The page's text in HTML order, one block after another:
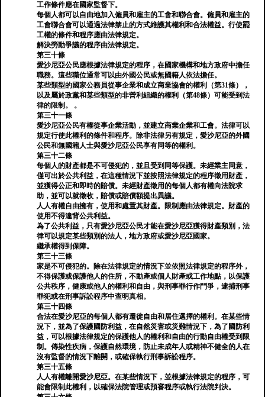
工作條件應在國家監督下。
每個人都可以自由地加入僱員和雇主的工會和聯合會。僱員和雇主的
工會聯合會可以通過法律禁止的方式維護其權利和合法權益。行使罷
工權的條件和程序應由法律規定。
解決勞動爭議的程序由法律規定。
第三十條
愛沙尼亞公民應根據法律規定的程序，在國家機構和地方政府中擔任
職務。這些職位通常可以由外國公民或無國籍人依法擔任。
某些類型的國家公務員從事企業和成立商業協會的權利（第31條），
以及屬於政黨和某些類型的非營利組織的權利（第48條）可能受到法
律的限制。 。
第三十一條
愛沙尼亞公民有權從事企業活動，並建立商業企業和工會。法律可以
規定行使此權利的條件和程序。除非法律另有規定，愛沙尼亞的外國
公民和無國籍人士與愛沙尼亞公民享有同等的權利。
第三十二條
每個人的財產都是不可侵犯的，並且受到同等保護。未經業主同意，
僅可出於公共利益，在這種情況下並按照法律規定的程序徵用財產，
並獲得公正和即時的賠償。未經財產徵用的每個人都有權向法院求
助，並可以就徵收，賠償或賠償額提出異議。
人人有權自由擁有，使用和處置其財產。限制應由法律規定。財產的
使用不得違背公共利益。
為了公共利益，只有愛沙尼亞公民才能在愛沙尼亞獲得財產類別，法
律可以規定某些類別的法人，地方政府或愛沙尼亞國家。
繼承權得到保障。
第三十三條
家是不可侵犯的。除在法律規定的情況下並依照法律規定的程序外，
不得保護或保護他人的住所，不動產或個人財產或工作地點，以保護
公共秩序，健康或他人的權利和自由，與刑事罪行作鬥爭，逮捕刑事
罪犯或在刑事訴訟程序中查明真相。
第三十四條
合法在愛沙尼亞的每個人都有遷徙自由和居住選擇的權利。在某些情
況下，並為了保護國防利益，在自然災害或災難情況下，為了國防利
益，可以根據法律規定的保護他人的權利和自由的行動自由權受到限
制。傳染性疾病，保護自然環境，防止未成年人或精神不健全的人在
沒有監督的情況下離開，或確保執行刑事訴訟程序。
第三十五條
人人有權離開愛沙尼亞。在某些情況下，並根據法律規定的程序，可
能會限制此權利，以確保法院管理或預審程序或執行法院判決。